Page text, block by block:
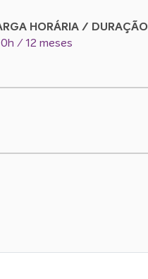
HORÁRIA / DURAÇÃO
/ 12 meses